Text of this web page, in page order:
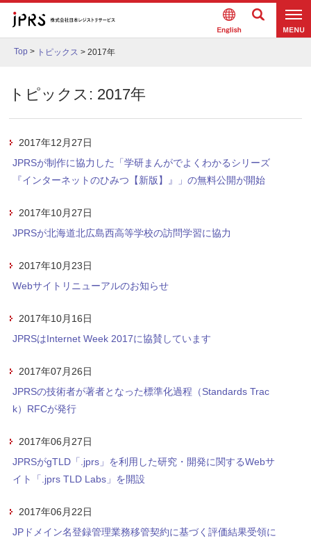
Englis 検索
Top > トピックス > 2017年
トピックス: 2017年
2017年12月27日
JPRSが制作に協力した「学研まんがでよくわかるシリーズ
『インターネットのひみつ【新版】』」の無料公開が開始
2017年10月27日
JPRSが北海道北広島西高等学校の訪問学習に協力
2017年10月23日
Webサイトリニューアルのお知らせ
2017年10月16日
JPRSはInternet Week 2017に協賛しています
2017年07月26日
JPRSの技術者が著者となった標準化過程（Standards Trac
k）RFCが発行
2017年06月27日
JPRSがgTLD「.jprs」を利用した研究・開発に関するWebサ
イト「.jprs TLD Labs」を開設
2017年06月22日
JPドメイン名登録管理業務移管契約に基づく評価結果受領に